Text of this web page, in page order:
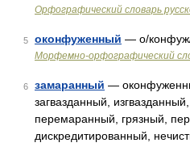
Орфографический словарь
5 оконфуженный — о/
Морфемно-орфографический
6 замаранный —
загвазданный,
перемаранный, грязный,
дискредитированный,